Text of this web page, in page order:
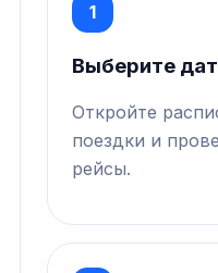
1
Выберите
Откройте
поездки и
рейсы.